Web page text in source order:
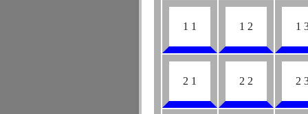
1 1 1 2 1
2 1 2 2 2